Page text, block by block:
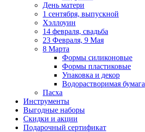
День матери
1 сентября, выпускной
Хэллоуин
14 февраля, свадьба
23 Февраля, 9 Мая
8 Марта
Формы силиконовые
Формы пластиковые
Упаковка и декор
Водорастворимая бумага
Пасха
Инструменты
Выгодные наборы
Скидки и акции
Подарочный сертификат